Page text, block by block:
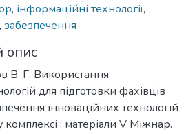
, інформаційні технології,
, забезпечення
опис
В. Г. Використання
для підготовки фахівців
інноваційних технологій
: матеріали V Міжнар.